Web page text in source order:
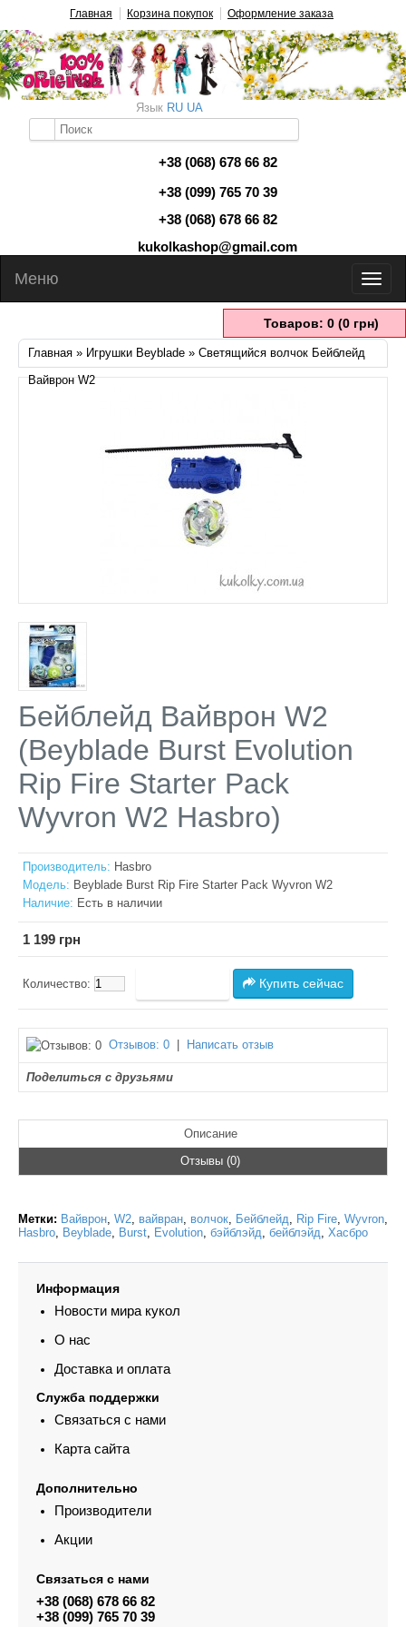
Главная Корзина покупок Оформление заказа
Язык RU UA
Товаров: 0 (0 грн)
+38 (068) 678 66 82
+38 (099) 765 70 39
+38 (068) 678 66 82
kukolkashop@gmail.com
Меню
Главная » Игрушки Beyblade » Светящийся волчок Бейблейд
Вайврон W2
Бейблейд Вайврон W2
(Beyblade Burst Evolution
Rip Fire Starter Pack
Wyvron W2 Hasbro)
Производитель: Hasbro
Модель: Beyblade Burst Rip Fire Starter Pack Wyvron W2
Наличие: Есть в наличии
1 199 грн
Количество: Купить сейчас
Отзывов: 0 Написать отзыв
Поделиться с друзьями
Описание
Отзывы (0)
Метки: Вайврон W2 вайвран волчок Бейблейд Rip Fire Wyvron
Hasbro Beyblade Burst Evolution бэйблэйд бейблэйд Хасбро
Информация
Новости мира кукол
О нас
Доставка и оплата
Служба поддержки
Связаться с нами
Карта сайта
Дополнительно
Производители
Акции
Связаться с нами
+38 (068) 678 66 82
+38 (099) 765 70 39